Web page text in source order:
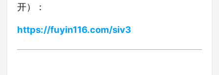
开）：
https://fuyin116.com/siv3